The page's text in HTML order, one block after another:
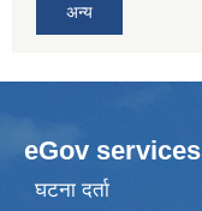
अन्य
eGov services
घटना दर्ता